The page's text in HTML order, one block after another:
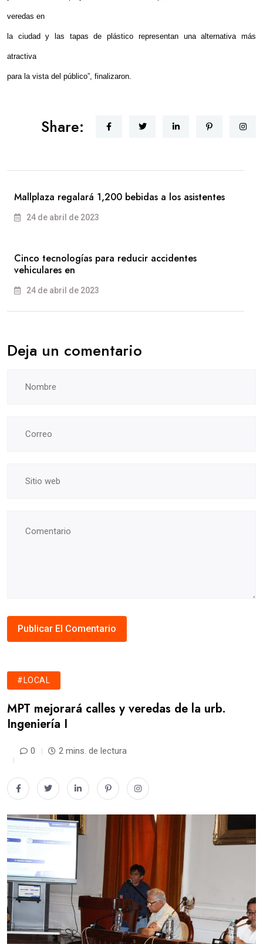
veredas en
la ciudad y las tapas de plástico representan una alternativa más
atractiva
para la vista del público”, finalizaron.
Share:
Mallplaza regalará 1,200 bebidas a los asistentes
24 de abril de 2023
Cinco tecnologías para reducir accidentes
vehiculares en
24 de abril de 2023
Deja un comentario
#LOCAL
MPT mejorará calles y veredas de la urb.
Ingeniería I
0 2 mins. de lectura